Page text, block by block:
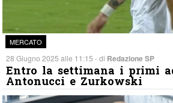
MERCATO
28 Giugno 2025 alle 11:15 - di Redazione SP
Entro la settimana i primi
Antonucci e Zurkowski